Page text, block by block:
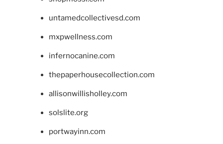
untamedcollectivesd.com
mxpwellness.com
infernocanine.com
thepaperhousecollection.com
allisonwillisholley.com
solslite.org
portwayinn.com